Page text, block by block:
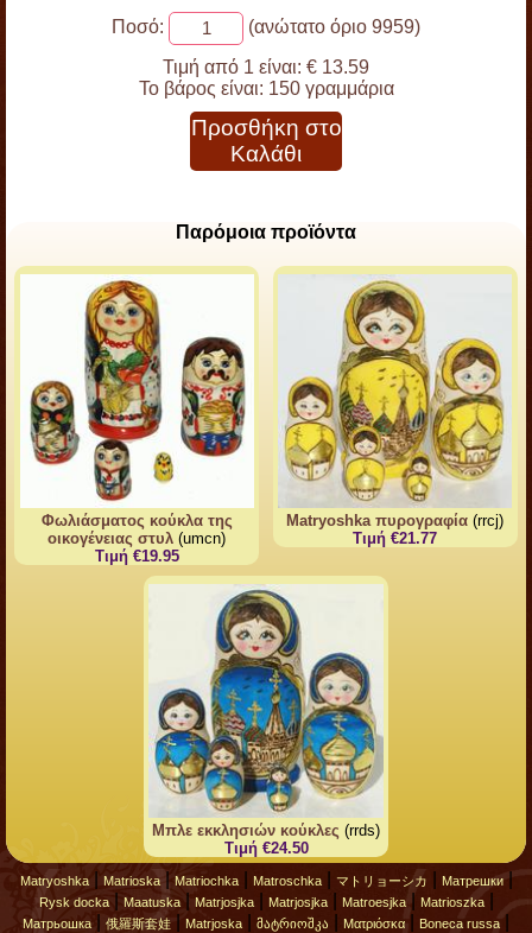
Ποσό:
(ανώτατο όριο 9959)
Τιμή από 1 είναι: € 13.59
Το βάρος είναι: 150 γραμμάρια
Προσθήκη στο
Καλάθι
Παρόμοια προϊόντα
Φωλιάσματος κούκλα της
οικογένειας στυλ (umcn)
Τιμή €19.95
Matryoshka πυρογραφία (rrcj)
Τιμή €21.77
Μπλε εκκλησιών κούκλες (rrds)
Τιμή €24.50
Matryoshka| Matrioska| Matriochka| Matroschka| マトリョーシカ Матрешки|
Rysk docka| Maatuska| Matrjosjka| Matrjosjka| Matroesjka| Matrioszka|
Матрьошка 俄羅斯套娃 Matrjoska მატრიოშკა Ματριόσκα Boneca russa